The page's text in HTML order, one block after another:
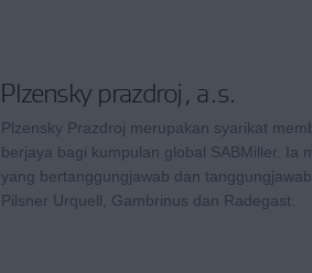
Plzensky prazdroj, a.s.
Plzensky Prazdroj merupakan syarikat
berjaya bagi kumpulan global SABMiller. Ia
yang bertanggungjawab dan
Pilsner Urquell, Gambrinus dan Radegast.